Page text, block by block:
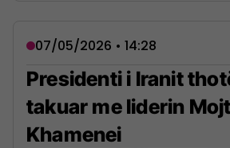
07/05/2026 • 14:28
Presidenti i Iranit
takuar me liderin
Khamenei